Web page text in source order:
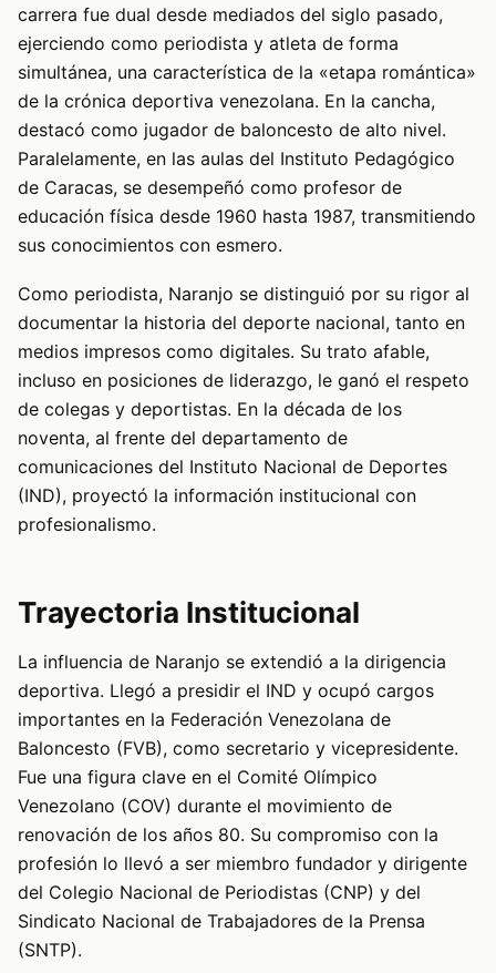
carrera fue dual desde mediados del siglo pasado,
ejerciendo como periodista y atleta de forma
simultánea, una característica de la «etapa romántica»
de la crónica deportiva venezolana. En la cancha,
destacó como jugador de baloncesto de alto nivel.
Paralelamente, en las aulas del Instituto Pedagógico
de Caracas, se desempeñó como profesor de
educación física desde 1960 hasta 1987, transmitiendo
sus conocimientos con esmero.
Como periodista, Naranjo se distinguió por su rigor al
documentar la historia del deporte nacional, tanto en
medios impresos como digitales. Su trato afable,
incluso en posiciones de liderazgo, le ganó el respeto
de colegas y deportistas. En la década de los
noventa, al frente del departamento de
comunicaciones del Instituto Nacional de Deportes
(IND), proyectó la información institucional con
profesionalismo.
Trayectoria Institucional
La influencia de Naranjo se extendió a la dirigencia
deportiva. Llegó a presidir el IND y ocupó cargos
importantes en la Federación Venezolana de
Baloncesto (FVB), como secretario y vicepresidente.
Fue una figura clave en el Comité Olímpico
Venezolano (COV) durante el movimiento de
renovación de los años 80. Su compromiso con la
profesión lo llevó a ser miembro fundador y dirigente
del Colegio Nacional de Periodistas (CNP) y del
Sindicato Nacional de Trabajadores de la Prensa
(SNTP).